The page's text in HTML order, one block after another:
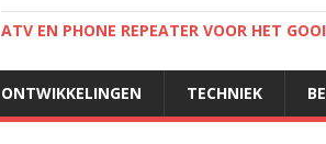
ATV EN PHONE REPEATER VOOR HET
ONTWIKKELINGEN TECHNIEK